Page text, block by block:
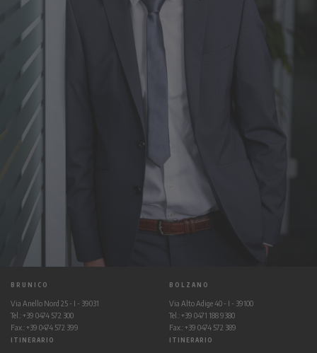
BRUNICO
Via Anello Nord 25 - I - 39031
Tel.: +39 0474 572 300
Fax.: +39 0474 572 399
ITINERARIO
BOLZANO
Via Alto Adige 40 - I - 39100
Tel.: +39 0471 188 9380
Fax.: +39 0474 572 389
ITINERARIO